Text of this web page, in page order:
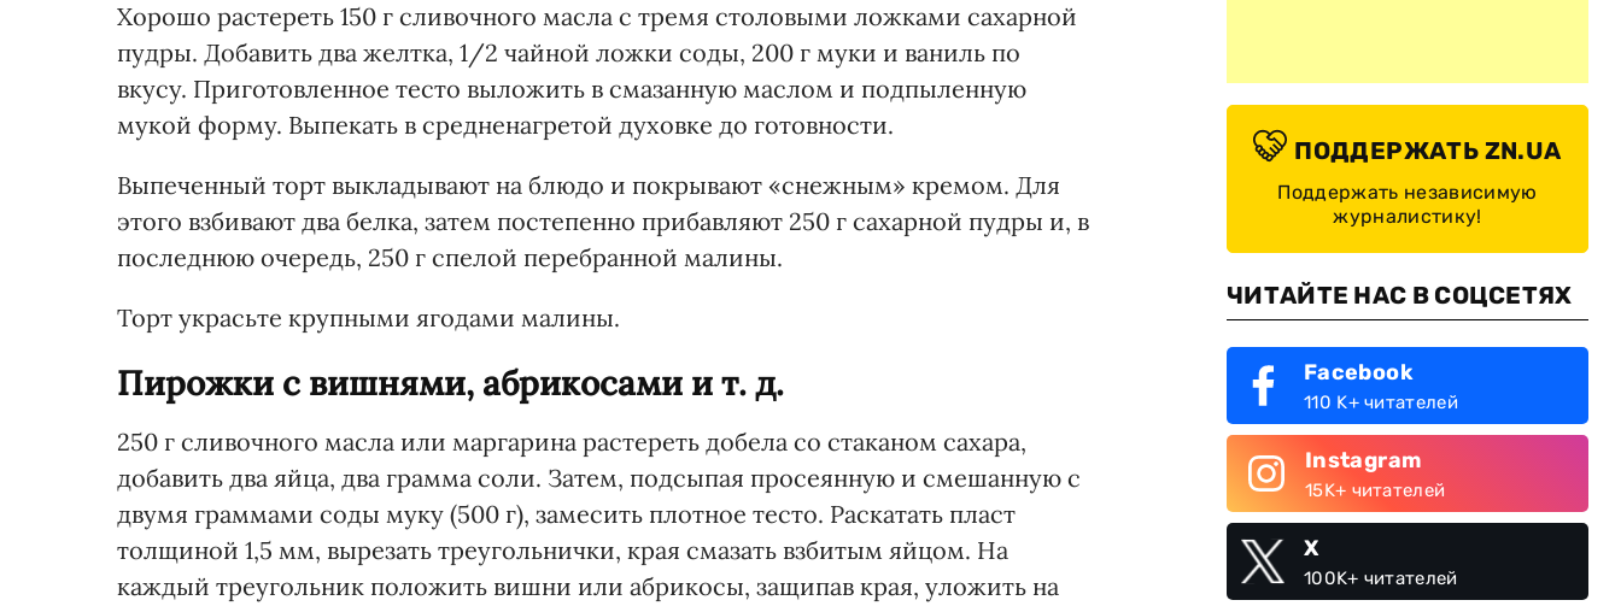
Хорошо растереть 150 г сливочного масла с тремя столовыми ложками сахарной
пудры. Добавить два желтка, 1/2 чайной ложки соды, 200 г муки и ваниль по
вкусу. Приготовленное тесто выложить в смазанную маслом и подпыленную
мукой форму. Выпекать в средненагретой духовке до готовности.
Выпеченный торт выкладывают на блюдо и покрывают «снежным» кремом. Для
этого взбивают два белка, затем постепенно прибавляют 250 г сахарной пудры и, в
последнюю очередь, 250 г спелой перебранной малины.
Торт украсьте крупными ягодами малины.
Пирожки с вишнями, абрикосами и т. д.
250 г сливочного масла или маргарина растереть добела со стаканом сахара,
добавить два яйца, два грамма соли. Затем, подсыпая просеянную и смешанную с
двумя граммами соды муку (500 г), замесить плотное тесто. Раскатать пласт
толщиной 1,5 мм, вырезать треугольнички, края смазать взбитым яйцом. На
каждый треугольник положить вишни или абрикосы, защипав края, уложить на
ПОДДЕРЖАТЬ ZN.UA
Поддержать независимую
журналистику!
ЧИТАЙТЕ НАС В СОЦСЕТЯХ
Facebook
110 K+ читателей
Instagram
15K+ читателей
X
100K+ читателей